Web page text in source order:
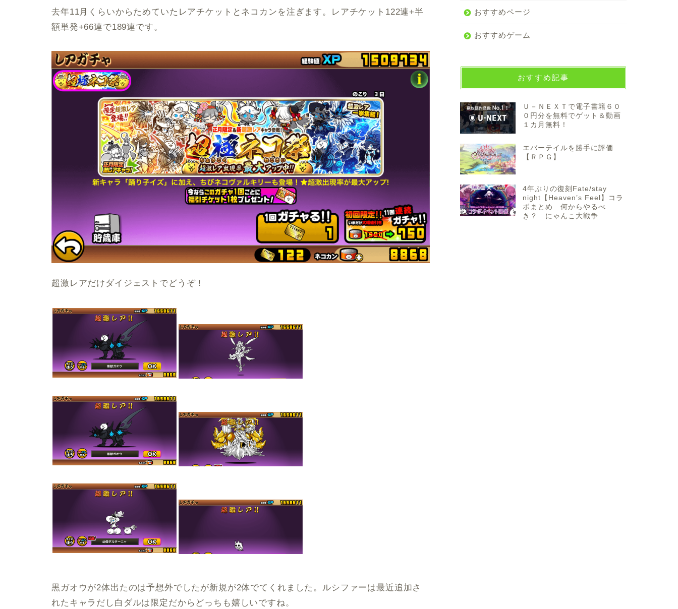
去年11月くらいからためていたレアチケットとネコカンを注ぎます。レアチケット122連+半
額単発+66連で189連です。
超激レアだけダイジェストでどうぞ！
黒ガオウが2体出たのは予想外でしたが新規が2体でてくれました。ルシファーは最近追加さ
れたキャラだし白ダルは限定だからどっちも嬉しいですね。
おすすめページ
おすすめゲーム
おすすめ記事
Ｕ－ＮＥＸＴで電子書籍６０
０円分を無料でゲット＆動画
１カ月無料！
エバーテイルを勝手に評価
【ＲＰＧ】
4年ぶりの復刻Fate/stay
night【Heaven’s Feel】コラ
ボまとめ 何からやるべ
き？ にゃんこ大戦争